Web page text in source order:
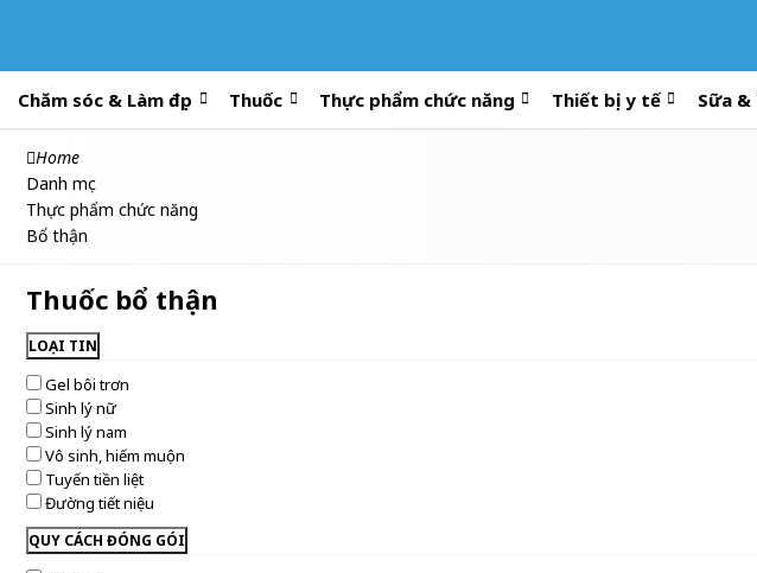
Chăm sóc & Làm đẹp Thuốc Thực phẩm chức năng Thiết bị y tế Sữa &
Home
Danh mục
Thực phẩm chức năng
Bổ thận
Thuốc bổ thận
LOẠI TIN
Gel bôi trơn
Sinh lý nữ
Sinh lý nam
Vô sinh, hiếm muộn
Tuyến tiền liệt
Đường tiết niệu
QUY CÁCH ĐÓNG GÓI